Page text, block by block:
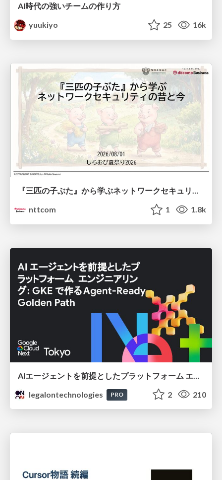
AI時代の強いチームの作り方
yuukiyo
25 16k
『三匹の子ぶた』から学ぶネットワークセキュリティの昔と今 / Network Security: Then and Now Through the Lens of The Three Little Pigs
nttcom
1 1.8k
legalontechnologies
PRO 2 210